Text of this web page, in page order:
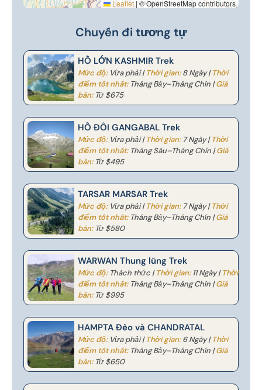
Leaflet | © OpenStreetMap contributors
Chuyến đi tương tự
HỒ LỚN KASHMIR Trek
Mức độ:Vừa phải |Thời gian:8 Ngày |Thời
điểm tốt nhất:Tháng Bảy–Tháng Chín |Giá
bán:Từ $675
HỒ ĐÔI GANGABAL Trek
Mức độ:Vừa phải |Thời gian:7 Ngày |Thời
điểm tốt nhất:Tháng Sáu–Tháng Chín |Giá
bán:Từ $495
TARSAR MARSAR Trek
Mức độ:Vừa phải |Thời gian:7 Ngày |Thời
điểm tốt nhất:Tháng Bảy–Tháng Chín |Giá
bán:Từ $580
WARWAN Thung lũng Trek
Mức độ:Thách thức |Thời gian:11 Ngày |Thời
điểm tốt nhất:Tháng Bảy–Tháng Chín |Giá
bán:Từ $995
HAMPTA Đèo và CHANDRATAL
Mức độ:Vừa phải |Thời gian:6 Ngày |Thời
điểm tốt nhất:Tháng Bảy–Tháng Chín |Giá
bán:Từ $650